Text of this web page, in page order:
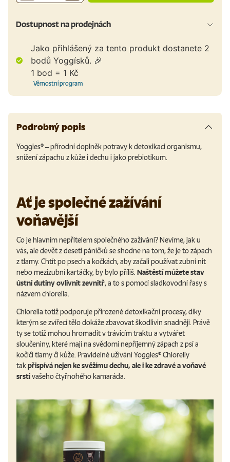
Dostupnost na prodejnách
Jako přihlášený za tento produkt dostanete 2
bodů Yoggísků. 🎉
1 bod = 1 Kč
Věrnostní program
Podrobný popis
Yoggies® – přírodní doplněk potravy k detoxikaci organismu,
snížení zápachu z kůže i dechu i jako prebiotikum.
Ať je společné zažívání
voňavější
Co je hlavním nepřítelem společného zažívání? Nevíme, jak u
vás, ale devět z deseti páníčků se shodne na tom, že je to zápach
z tlamy. Chtít po psech a kočkách, aby začali používat zubní nit
nebo mezizubní kartáčky, by bylo příliš. Naštěstí můžete stav
ústní dutiny ovlivnit zevnitř, a to s pomocí sladkovodní řasy s
názvem chlorella.
Chlorella totiž podporuje přirozené detoxikační procesy, díky
kterým se zvířecí tělo dokáže zbavovat škodlivin snadněji. Právě
ty se totiž mohou hromadit v trávicím traktu a vytvářet
sloučeniny, které mají na svědomí nepříjemný zápach z psí a
kočičí tlamy či kůže. Pravidelné užívání Yoggies® Chlorelly
takpřispívá nejen ke svěžímu dechu, ale i ke zdravé a voňavé
srstivašeho čtyřnohého kamaráda.